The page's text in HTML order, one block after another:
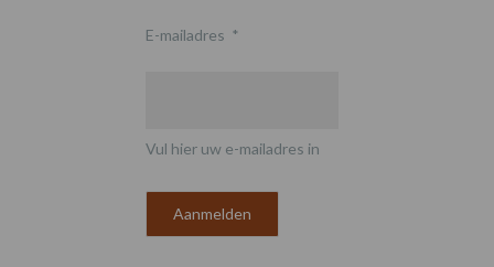
E-mailadres *
Vul hier uw e-mailadres in